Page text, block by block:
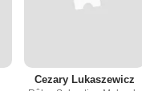
Cezary Lukaszewicz